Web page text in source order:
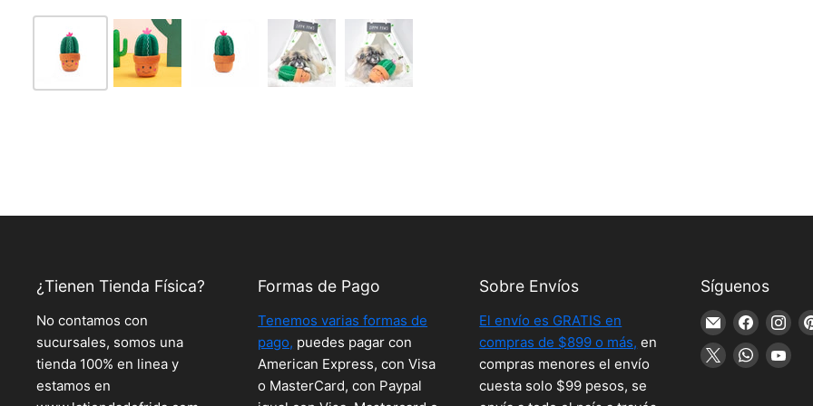
¿Tienen Tienda Física?
No contamos con
sucursales, somos una
tienda 100% en linea y
estamos en
Formas de Pago
Tenemos varias formas de
pago, puedes pagar con
American Express, con Visa
o MasterCard, con Paypal
Sobre Envíos
El envío es GRATIS en
compras de $899 o más, en
compras menores el envío
cuesta solo $99 pesos, se
Síguenos
en
Correo
en
Facebook
Encuéntrenos